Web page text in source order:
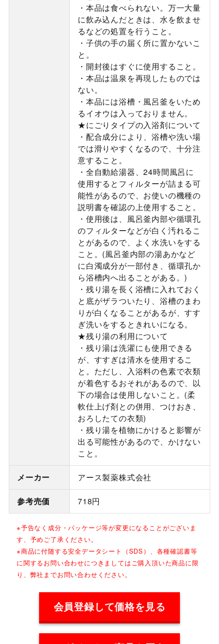
・本品は食べられない。万一大量
に飲み込んだときは、水を飲ませ
るなどの処置を行うこと。
・子供の手の届く所に置かないこ
と。
・開封後はすぐに使用すること。
・本品は温泉を再現したものでは
ない。
・本品には浴槽・風呂釜をいため
るイオウは入っておりません。
★にごりタイプの入浴剤について
・配合成分により、浴槽や洗い場
では滑りやすくなるので、十分注
意すること。
・全自動給湯器、24時間風呂に
使用するとフィルターが詰まる可
能性があるので、お使いの機種の
説明書を確認の上使用すること。
・使用後は、風呂釜内部や循環孔
のフィルターなどが白く汚れるこ
とがあるので、よく水洗いをする
こと。(風呂釜内部の湯あかなど
に白濁成分が一部付き、循環孔か
ら浴槽内へ出ることがある。)
・残り湯を長く浴槽に入れておく
と底がザラついたり、浴槽のまわ
りが白くなることがあるが、すす
ぎ洗いをするときれいになる。
★残り湯の利用について
・残り湯は洗濯にも使用できる
が、すすぎは清水を使用するこ
と。ただし、入浴料の色素で衣類
が着色するおそれがあるので、以
下の場合は使用しないこと。(柔
軟仕上げ剤との併用、つけおき、
おろしたての衣類)
・残り湯を植物にかけると影響が
出る可能性があるので、かけない
こと。
メーカー アース製薬株式会社
参考売価 718円
※予告なく成分・パッケージ等が変更になることがございま
す、予めご了承ください。
※商品に付随する安全データシート（SDS）、各種確認書等
に関するお問い合わせにつきましてはご購入頂いた商品に限
り、弊社までお問い合わせください。
会員登録して価格を見る